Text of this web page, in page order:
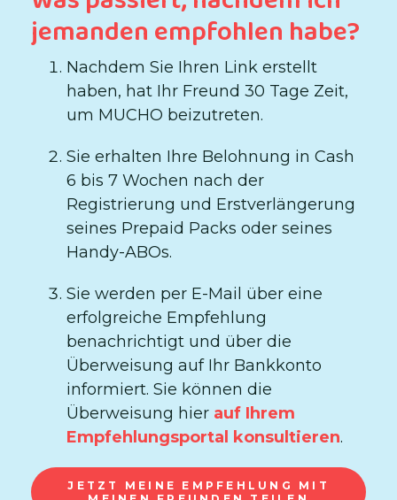
jemanden empfohlen habe?
Nachdem Sie Ihren Link erstellt
haben, hat Ihr Freund 30 Tage Zeit,
um MUCHO beizutreten.
Sie erhalten Ihre Belohnung in Cash
6 bis 7 Wochen nach der
Registrierung und Erstverlängerung
seines Prepaid Packs oder seines
Handy-ABOs.
Sie werden per E-Mail über eine
erfolgreiche Empfehlung
benachrichtigt und über die
Überweisung auf Ihr Bankkonto
informiert. Sie können die
Überweisung hier auf Ihrem
Empfehlungsportal konsultieren.
JETZT MEINE EMPFEHLUNG MIT